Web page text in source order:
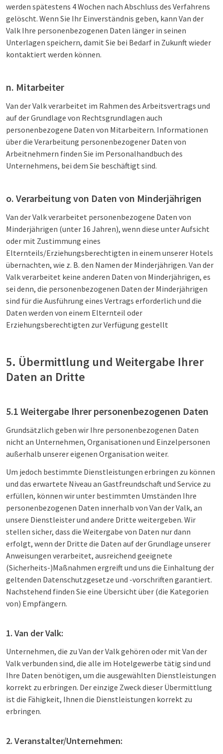
werden spätestens 4 Wochen nach Abschluss des Verfahrens
gelöscht. Wenn Sie Ihr Einverständnis geben, kann Van der
Valk Ihre personenbezogenen Daten länger in seinen
Unterlagen speichern, damit Sie bei Bedarf in Zukunft wieder
kontaktiert werden können.
n. Mitarbeiter
Van der Valk verarbeitet im Rahmen des Arbeitsvertrags und
auf der Grundlage von Rechtsgrundlagen auch
personenbezogene Daten von Mitarbeitern. Informationen
über die Verarbeitung personenbezogener Daten von
Arbeitnehmern finden Sie im Personalhandbuch des
Unternehmens, bei dem Sie beschäftigt sind.
o. Verarbeitung von Daten von Minderjährigen
Van der Valk verarbeitet personenbezogene Daten von
Minderjährigen (unter 16 Jahren), wenn diese unter Aufsicht
oder mit Zustimmung eines
Elternteils/Erziehungsberechtigten in einem unserer Hotels
übernachten, wie z. B. den Namen der Minderjährigen. Van der
Valk verarbeitet keine anderen Daten von Minderjährigen, es
sei denn, die personenbezogenen Daten der Minderjährigen
sind für die Ausführung eines Vertrags erforderlich und die
Daten werden von einem Elternteil oder
Erziehungsberechtigten zur Verfügung gestellt
5. Übermittlung und Weitergabe Ihrer
Daten an Dritte
5.1 Weitergabe Ihrer personenbezogenen Daten
Grundsätzlich geben wir Ihre personenbezogenen Daten
nicht an Unternehmen, Organisationen und Einzelpersonen
außerhalb unserer eigenen Organisation weiter.
Um jedoch bestimmte Dienstleistungen erbringen zu können
und das erwartete Niveau an Gastfreundschaft und Service zu
erfüllen, können wir unter bestimmten Umständen Ihre
personenbezogenen Daten innerhalb von Van der Valk, an
unsere Dienstleister und andere Dritte weitergeben. Wir
stellen sicher, dass die Weitergabe von Daten nur dann
erfolgt, wenn der Dritte die Daten auf der Grundlage unserer
Anweisungen verarbeitet, ausreichend geeignete
(Sicherheits-)Maßnahmen ergreift und uns die Einhaltung der
geltenden Datenschutzgesetze und -vorschriften garantiert.
Nachstehend finden Sie eine Übersicht über (die Kategorien
von) Empfängern.
1. Van der Valk:
Unternehmen, die zu Van der Valk gehören oder mit Van der
Valk verbunden sind, die alle im Hotelgewerbe tätig sind und
Ihre Daten benötigen, um die ausgewählten Dienstleistungen
korrekt zu erbringen. Der einzige Zweck dieser Übermittlung
ist die Fähigkeit, Ihnen die Dienstleistungen korrekt zu
erbringen.
2. Veranstalter/Unternehmen: